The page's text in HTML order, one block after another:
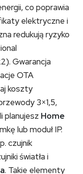
co poprawia
elektryczne i
redukują ryzyko
Gwarancja
OTA
koszty
3×1,5,
planujesz Home
lub moduł IP.
czujnik
światła i
. Takie elementy